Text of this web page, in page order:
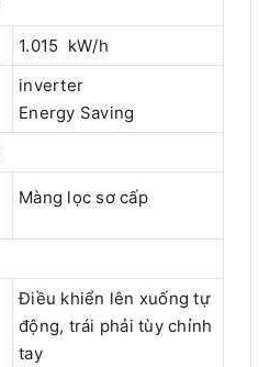
1.015 kW/h
inverter
Energy Saving
Màng lọc sơ cấp
Điều khiển lên xuống tự
động, trái phải tùy chỉnh
tay